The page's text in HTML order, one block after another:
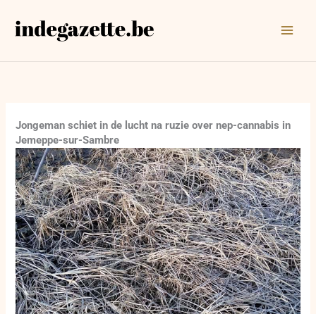
naar
Jongeman schiet in de lucht na ruzie over nep-cannabis in
Jemeppe-sur-Sambre